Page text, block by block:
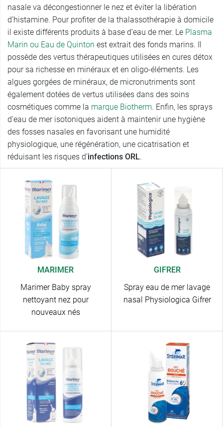
nasale va décongestionner le nez et éviter la libération
d’histamine. Pour profiter de la thalassothérapie à domicile
il existe différents produits à base d’eau de mer. Le Plasma
Marin ou Eau de Quinton est extrait des fonds marins. Il
possède des vertus thérapeutiques utilisées en cures détox
pour sa richesse en minéraux et en oligo-éléments. Les
algues gorgées de minéraux, de micronutriments sont
également dotées de vertus utilisées dans des soins
cosmétiques comme la marque Biotherm. Enfin, les sprays
d’eau de mer isotoniques aident à maintenir une hygiène
des fosses nasales en favorisant une humidité
physiologique, une régénération, une cicatrisation et
réduisant les risques d’infections ORL.
MARIMER
Marimer Baby spray
nettoyant nez pour
nouveaux nés
GIFRER
Spray eau de mer lavage
nasal Physiologica Gifrer